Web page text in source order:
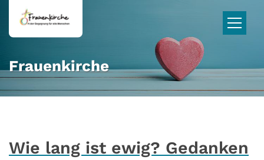
Zum Inhalt springen
Frauenkirche
Wie lang ist ewig? Gedanken